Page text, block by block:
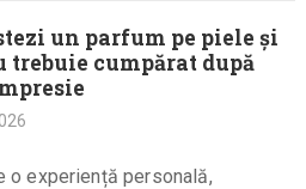
un parfum pe piele și
trebuie cumpărat după
o experiență personală,